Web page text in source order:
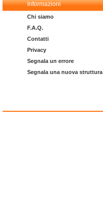
Informazioni
Chi siamo
F.A.Q.
Contatti
Privacy
Segnala un errore
Segnala una nuova struttura